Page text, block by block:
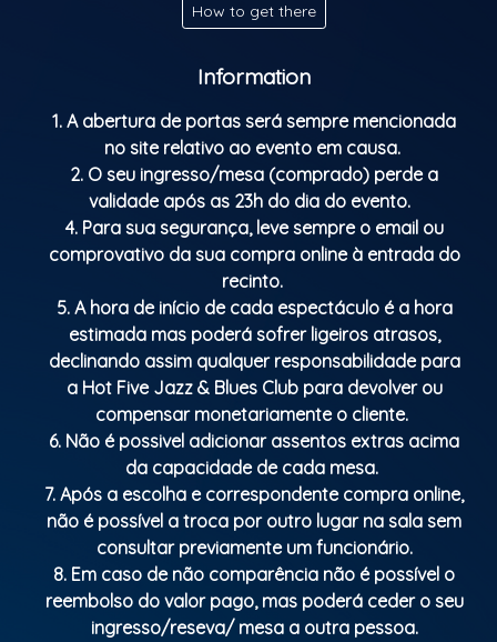
How to get there
Information
1. A abertura de portas será sempre mencionada
no site relativo ao evento em causa.
2. O seu ingresso/mesa (comprado) perde a
validade após as 23h do dia do evento.
4. Para sua segurança, leve sempre o email ou
comprovativo da sua compra online à entrada do
recinto.
5. A hora de início de cada espectáculo é a hora
estimada mas poderá sofrer ligeiros atrasos,
declinando assim qualquer responsabilidade para
a Hot Five Jazz & Blues Club para devolver ou
compensar monetariamente o cliente.
6. Não é possivel adicionar assentos extras acima
da capacidade de cada mesa.
7. Após a escolha e correspondente compra online,
não é possível a troca por outro lugar na sala sem
consultar previamente um funcionário.
8. Em caso de não comparência não é possível o
reembolso do valor pago, mas poderá ceder o seu
ingresso/reseva/ mesa a outra pessoa.